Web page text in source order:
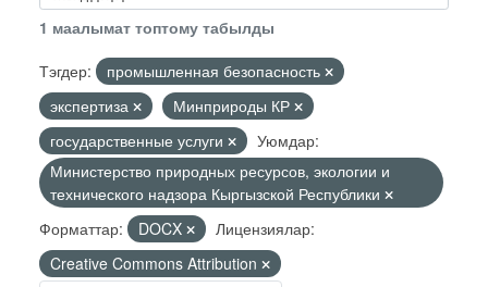
1 маалымат топтому табылды
Тэгдер:
промышленная безопасность
экспертиза
Минприроды КР
государственные услуги
Уюмдар:
Министерство природных ресурсов, экологии и
технического надзора Кыргызской Республики
Форматтар:
DOCX
Лицензиялар:
Creative Commons Attribution